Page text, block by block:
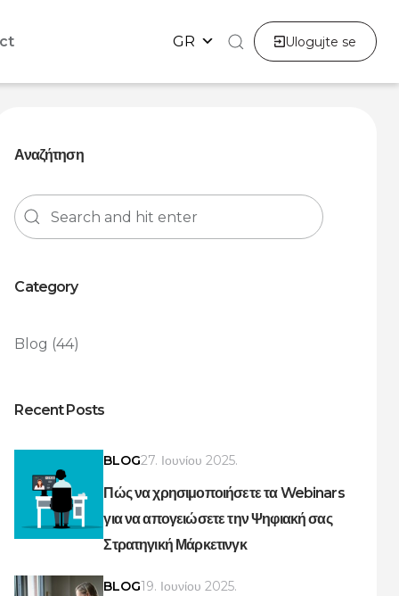
GR Ulogujte se
Αναζήτηση
Category
Blog (44)
Recent Posts
BLOG27. Ιουνίου 2025.
Πώς να χρησιμοποιήσετε τα Webinars
για να απογειώσετε την Ψηφιακή σας
Στρατηγική Μάρκετινγκ
BLOG19. Ιουνίου 2025.